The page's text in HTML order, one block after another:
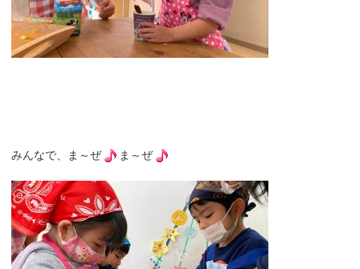
みんなで、ま～ぜ ま～ぜ